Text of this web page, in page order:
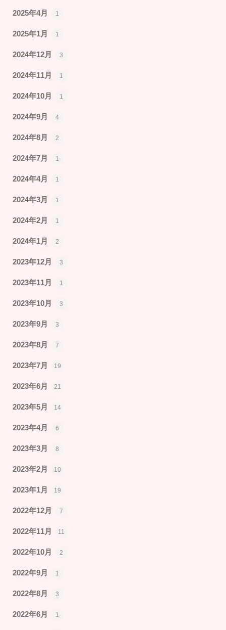
2025年4月 1
2025年1月 1
2024年12月 3
2024年11月 1
2024年10月 1
2024年9月 4
2024年8月 2
2024年7月 1
2024年4月 1
2024年3月 1
2024年2月 1
2024年1月 2
2023年12月 3
2023年11月 1
2023年10月 3
2023年9月 3
2023年8月 7
2023年7月 19
2023年6月 21
2023年5月 14
2023年4月 6
2023年3月 8
2023年2月 10
2023年1月 19
2022年12月 7
2022年11月 11
2022年10月 2
2022年9月 1
2022年8月 3
2022年6月 1